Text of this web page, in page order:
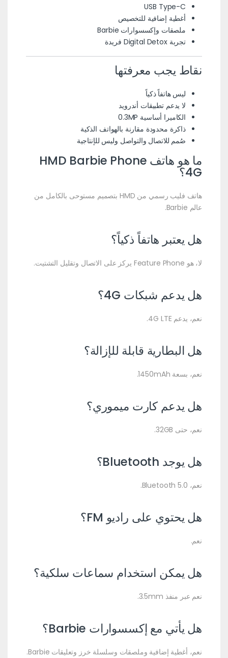
USB Type-C
أغطية إضافية للتخصيص
ملصقات وإكسسوارات Barbie
تجربة Digital Detox فريدة
نقاط يجب معرفتها
ليس هاتفاً ذكياً
لا يدعم تطبيقات أندرويد
الكاميرا أساسية 0.3MP
ذاكرة محدودة مقارنة بالهواتف الذكية
صُمم للاتصال والتواصل وليس للإنتاجية
ما هو هاتف HMD Barbie Phone
4G؟
هاتف فليب رسمي من HMD بتصميم مستوحى بالكامل من
عالم Barbie.
هل يعتبر هاتفاً ذكياً؟
لا، هو Feature Phone يركز على الاتصال وتقليل التشتيت.
هل يدعم شبكات 4G؟
نعم، يدعم 4G LTE.
هل البطارية قابلة للإزالة؟
نعم، بسعة 1450mAh.
هل يدعم كارت ميموري؟
نعم، حتى 32GB.
هل يوجد Bluetooth؟
نعم، Bluetooth 5.0.
هل يحتوي على راديو FM؟
نعم.
هل يمكن استخدام سماعات سلكية؟
نعم عبر منفذ 3.5mm.
هل يأتي مع إكسسوارات Barbie؟
نعم، أغطية إضافية وملصقات وسلسلة خرز وتعليقات Barbie.